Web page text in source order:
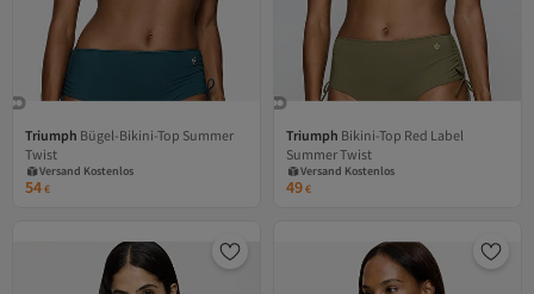
Triumph Bügel-Bikini-Top Summer
Twist
Versand Kostenlos
Gratis Versand
Versand Kostenlos
54€
Triumph Bikini-Top Red Label
Summer Twist
Versand Kostenlos
Gratis Versand
Versand Kostenlos
49€